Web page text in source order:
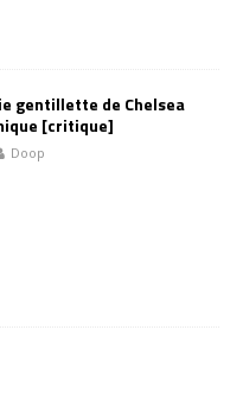
gentillette de Chelsea
[critique]
Doop